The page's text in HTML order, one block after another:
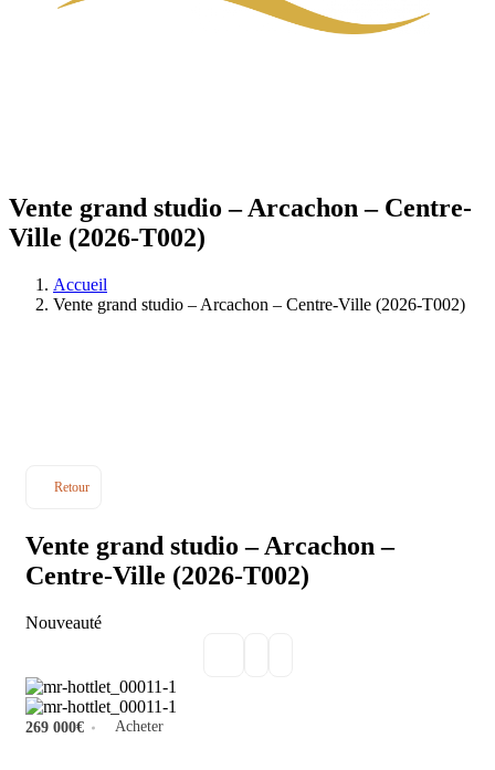
Vente grand studio – Arcachon – Centre-
Ville (2026-T002)
Accueil
Vente grand studio – Arcachon – Centre-Ville (2026-T002)
Retour
Vente grand studio – Arcachon –
Centre-Ville (2026-T002)
Nouveauté
269 000€ Acheter